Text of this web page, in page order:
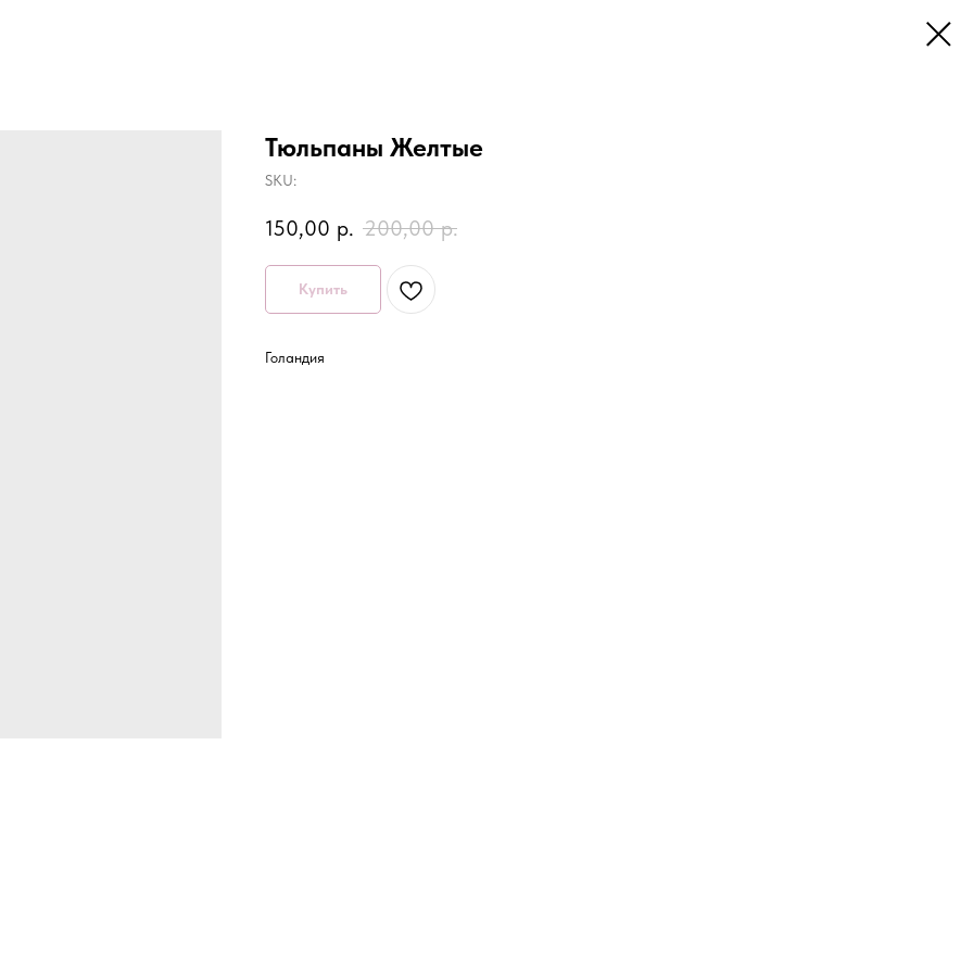
Тюльпаны Желтые
SKU:
150,00 р. 200,00 р.
Купить
Голандия